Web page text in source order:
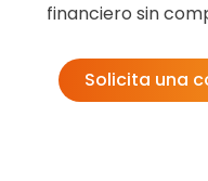
financiero sin
Solicita una